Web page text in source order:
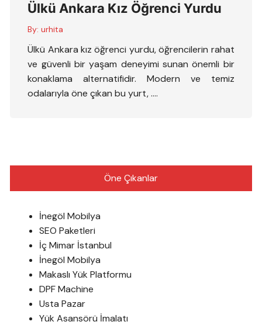
Ülkü Ankara Kız Öğrenci Yurdu
By: urhita
Ülkü Ankara kız öğrenci yurdu, öğrencilerin rahat
ve güvenli bir yaşam deneyimi sunan önemli bir
konaklama alternatifidir. Modern ve temiz
odalarıyla öne çıkan bu yurt, ….
Öne Çıkanlar
İnegöl Mobilya
SEO Paketleri
İç Mimar İstanbul
İnegöl Mobilya
Makaslı Yük Platformu
DPF Machine
Usta Pazar
Yük Asansörü İmalatı